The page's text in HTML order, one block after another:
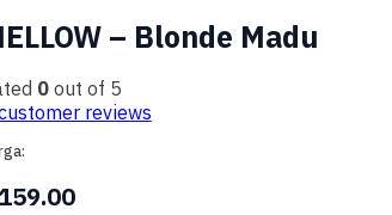
– Blonde Madu
0out of 5
reviews
159.00